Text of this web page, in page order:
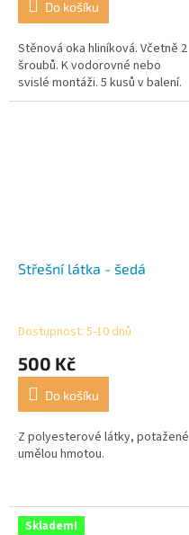
Do košíku
Stěnová oka hliníková. Včetně 2
šroubů. K vodorovné nebo
svislé montáži. 5 kusů v balení.
Střešní látka - šedá
Dostupnost: 5-10 dnů
500 Kč
Do košíku
Z polyesterové látky, potažené
umělou hmotou.
Skladem!